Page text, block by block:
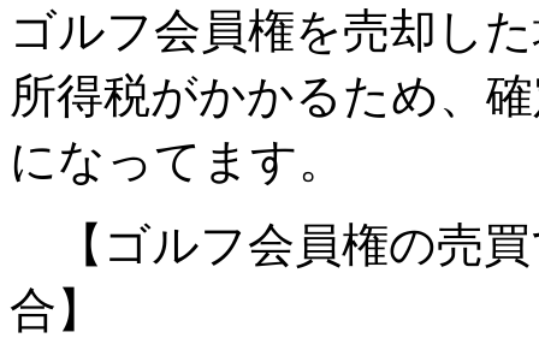
ゴルフ会員権を売却し
所得税がかかるため、
になってます。
【ゴルフ会員権の売
合】